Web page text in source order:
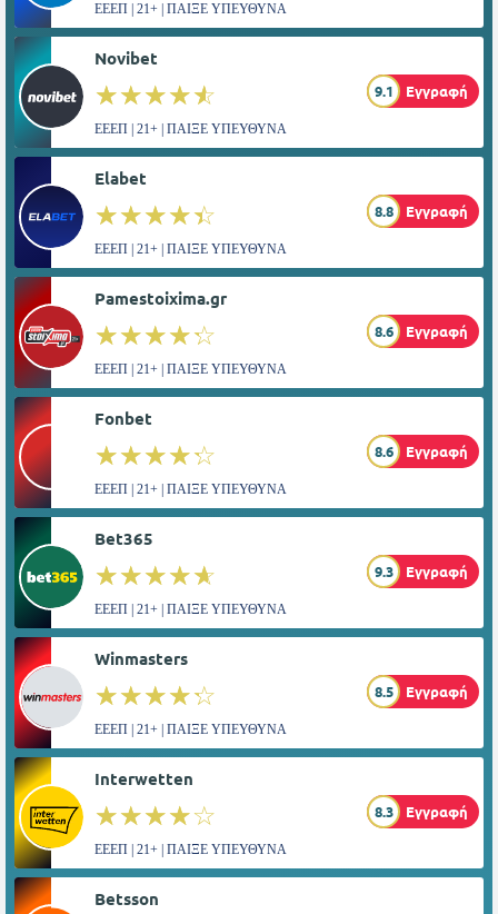
ΕΕΕΠ | 21+ | ΠΑΙΞΕ ΥΠΕΥΘΥΝΑ
Novibet
☆☆☆☆☆
★★★★★ 9.1 Εγγραφή
ΕΕΕΠ | 21+ | ΠΑΙΞΕ ΥΠΕΥΘΥΝΑ
Elabet
☆☆☆☆☆
★★★★★ 8.8 Εγγραφή
ΕΕΕΠ | 21+ | ΠΑΙΞΕ ΥΠΕΥΘΥΝΑ
Pamestoixima.gr
☆☆☆☆☆
★★★★★ 8.6 Εγγραφή
ΕΕΕΠ | 21+ | ΠΑΙΞΕ ΥΠΕΥΘΥΝΑ
Fonbet
☆☆☆☆☆
★★★★★ 8.6 Εγγραφή
ΕΕΕΠ | 21+ | ΠΑΙΞΕ ΥΠΕΥΘΥΝΑ
Bet365
☆☆☆☆☆
★★★★★ 9.3 Εγγραφή
ΕΕΕΠ | 21+ | ΠΑΙΞΕ ΥΠΕΥΘΥΝΑ
Winmasters
☆☆☆☆☆
★★★★★ 8.5 Εγγραφή
ΕΕΕΠ | 21+ | ΠΑΙΞΕ ΥΠΕΥΘΥΝΑ
Interwetten
☆☆☆☆☆
★★★★★ 8.3 Εγγραφή
ΕΕΕΠ | 21+ | ΠΑΙΞΕ ΥΠΕΥΘΥΝΑ
Betsson